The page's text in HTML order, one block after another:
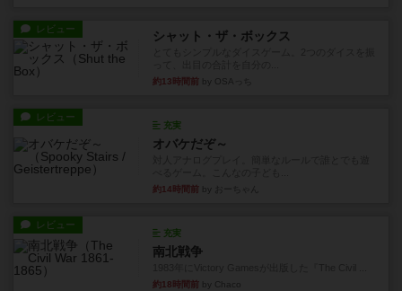
レビュー シャット・ザ・ボックス
約13時間前 by OSAっち
レビュー
充実
オバケだぞ～
約14時間前 by おーちゃん
レビュー
充実
南北戦争
約18時間前 by Chaco